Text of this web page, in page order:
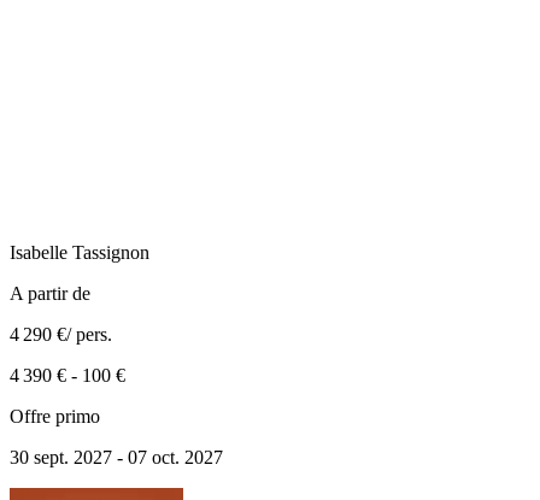
Isabelle Tassignon
A partir de
4 290 €/ pers.
4 390 € - 100 €
Offre primo
30 sept. 2027 - 07 oct. 2027